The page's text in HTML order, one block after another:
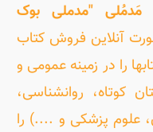
مَدمُلی "مدملی بوک
99 به صورت آنلاین فروش کتاب
را در زمینه عمومی و
کوتاه، روانشناسی،
علوم پزشکی و ....) را